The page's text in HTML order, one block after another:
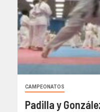
CAMPEONATOS
Padilla y